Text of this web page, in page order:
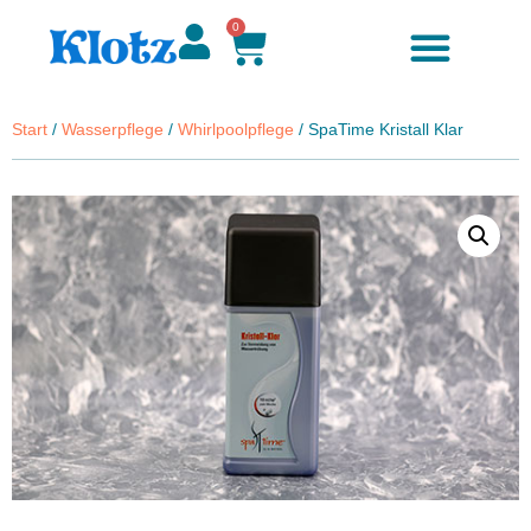
0
Start / Wasserpflege / Whirlpoolpflege / SpaTime Kristall Klar